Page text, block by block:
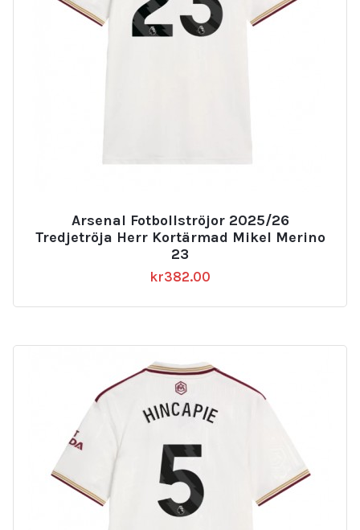
Arsenal Fotbollströjor 2025/26
Tredjetröja Herr Kortärmad Mikel Merino
23
kr382.00